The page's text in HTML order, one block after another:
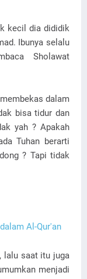
kecil dia dididik
Ibunya selalu
Sholawat
dalam
bisa tidur dan
yah ? Apakah
Tuhan berarti
? Tapi tidak
Al-Qur'an
lalu saat itu juga
menjadi